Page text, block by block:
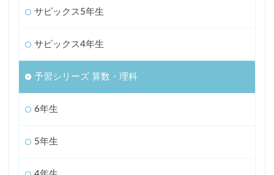
サピックス5年生
サピックス4年生
予習シリーズ 算数・理科
6年生
5年生